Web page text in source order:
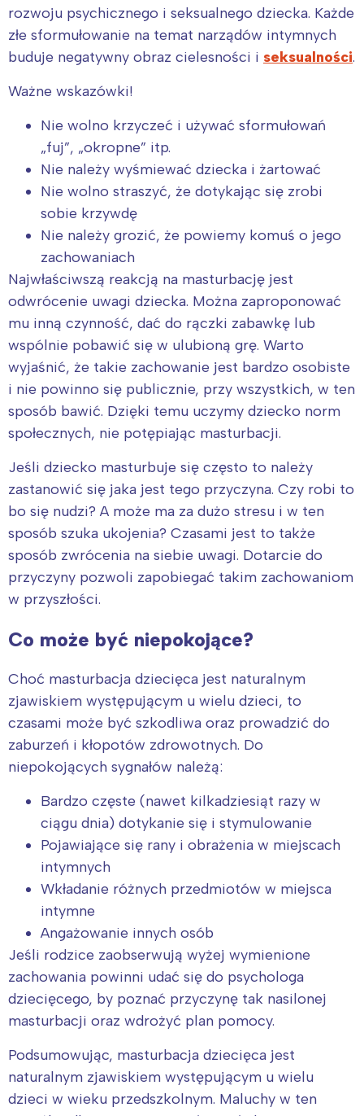
rozwoju psychicznego i seksualnego dziecka. Każde
złe sformułowanie na temat narządów intymnych
buduje negatywny obraz cielesności i seksualności.
Ważne wskazówki!
Nie wolno krzyczeć i używać sformułowań
„fuj”, „okropne” itp.
Nie należy wyśmiewać dziecka i żartować
Nie wolno straszyć, że dotykając się zrobi
sobie krzywdę
Nie należy grozić, że powiemy komuś o jego
zachowaniach
Najwłaściwszą reakcją na masturbację jest
odwrócenie uwagi dziecka. Można zaproponować
mu inną czynność, dać do rączki zabawkę lub
wspólnie pobawić się w ulubioną grę. Warto
wyjaśnić, że takie zachowanie jest bardzo osobiste
i nie powinno się publicznie, przy wszystkich, w ten
sposób bawić. Dzięki temu uczymy dziecko norm
społecznych, nie potępiając masturbacji.
Jeśli dziecko masturbuje się często to należy
zastanowić się jaka jest tego przyczyna. Czy robi to
bo się nudzi? A może ma za dużo stresu i w ten
sposób szuka ukojenia? Czasami jest to także
sposób zwrócenia na siebie uwagi. Dotarcie do
przyczyny pozwoli zapobiegać takim zachowaniom
w przyszłości.
Co może być niepokojące?
Choć masturbacja dziecięca jest naturalnym
zjawiskiem występującym u wielu dzieci, to
czasami może być szkodliwa oraz prowadzić do
zaburzeń i kłopotów zdrowotnych. Do
niepokojących sygnałów należą:
Bardzo częste (nawet kilkadziesiąt razy w
ciągu dnia) dotykanie się i stymulowanie
Pojawiające się rany i obrażenia w miejscach
intymnych
Wkładanie różnych przedmiotów w miejsca
intymne
Angażowanie innych osób
Jeśli rodzice zaobserwują wyżej wymienione
zachowania powinni udać się do psychologa
dziecięcego, by poznać przyczynę tak nasilonej
masturbacji oraz wdrożyć plan pomocy.
Podsumowując, masturbacja dziecięca jest
naturalnym zjawiskiem występującym u wielu
dzieci w wieku przedszkolnym. Maluchy w ten